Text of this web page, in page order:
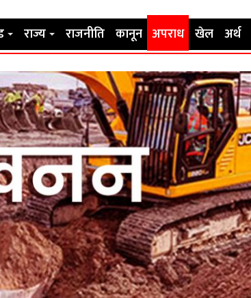
राज्य राजनीति कानून अपराध खेल अर्थ